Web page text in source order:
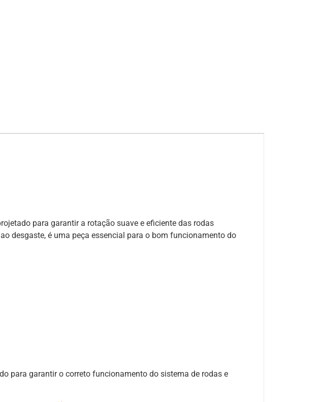
para garantir a rotação suave e eficiente das rodas
desgaste, é uma peça essencial para o bom funcionamento do
para garantir o correto funcionamento do sistema de rodas e